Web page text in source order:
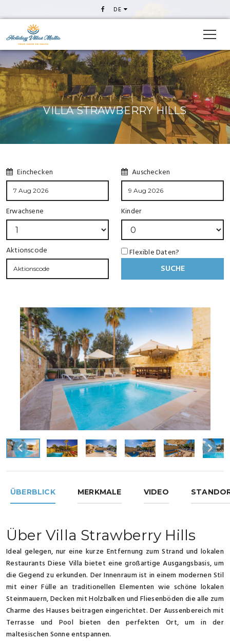
DE
VILLA STRAWBERRY HILLS
Einchecken Auschecken
Erwachsene Kinder
Aktionscode Flexible Daten?
SUCHE
ÜBERBLICK MERKMALE VIDEO
Über Villa Strawberry Hills
Ideal gelegen, nur eine kurze Entfernung zum Strand und lokalen
Restaurants Diese Villa bietet eine großartige Ausgangsbasis, um
die Gegend zu erkunden. Der Innenraum ist in einem modernen Stil
mit einer Fülle an traditionellen Elementen wie schöne lokalen
Steinmauern, Decken mit Holzbalken und Fliesenböden die alle zum
Charme des Hauses beitragen eingerichtet. Der Aussenbereich mit
Terrasse und Pool bieten den perfekten Ort, um in der
maltesischen Sonne entspannen.